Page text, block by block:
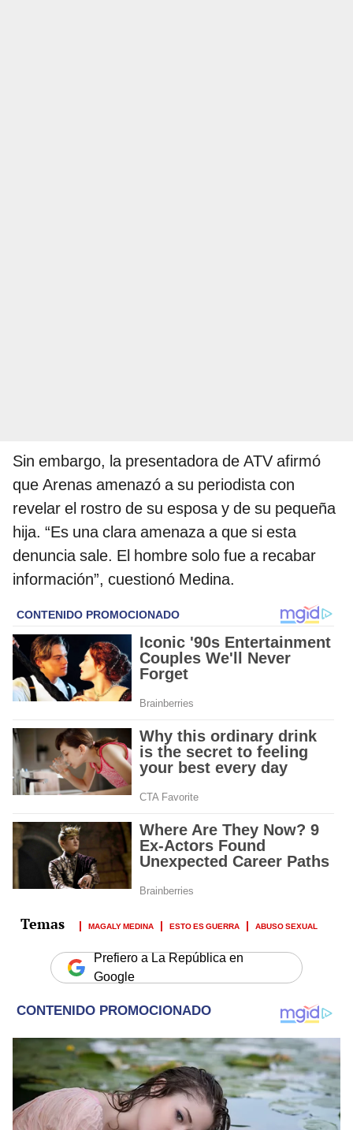
Sin embargo, la presentadora de ATV afirmó
que Arenas amenazó a su periodista con
revelar el rostro de su esposa y de su pequeña
hija. “Es una clara amenaza a que si esta
denuncia sale. El hombre solo fue a recabar
información”, cuestionó Medina.
MAGALY MEDINA ESTO ES GUERRA ABUSO SEXUAL
Prefiero a La República en
Google